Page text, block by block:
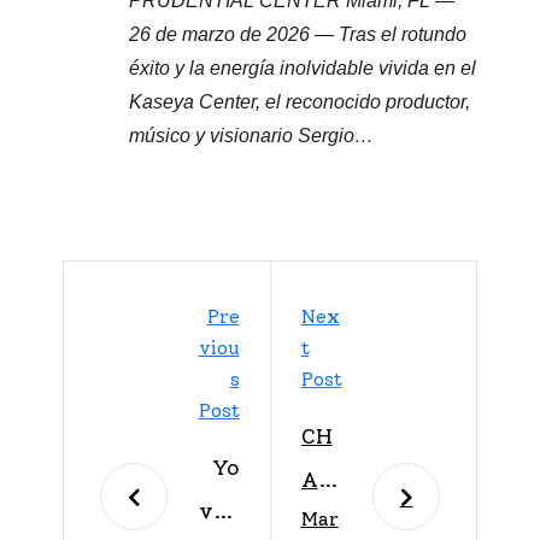
26 de marzo de 2026 — Tras el rotundo
éxito y la energía inolvidable vivida en el
Kaseya Center, el reconocido productor,
músico y visionario Sergio…
Pre
Viou
S
Post
Yo
van
Nex
T
Post
CH
AC
AL
Mar